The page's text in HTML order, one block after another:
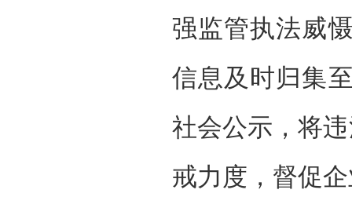
强监管执法威
信息及时归集
社会公示，将
戒力度，督促